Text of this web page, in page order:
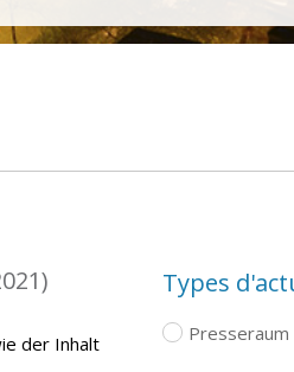
der Inhalt
Types
Presseraum